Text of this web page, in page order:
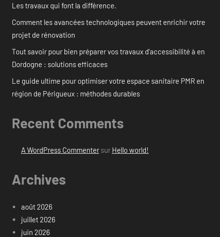
Les travaux qui font la différence.
Comment les avancées technologiques peuvent enrichir votre
projet de rénovation
Tout savoir pour bien préparer vos travaux d’accessibilité à en
Dordogne : solutions efficaces
Le guide ultime pour optimiser votre espace sanitaire PMR en
région de Périgueux : méthodes durables
Recent Comments
A WordPress Commentersur Hello world!
Archives
août 2026
juillet 2026
juin 2026